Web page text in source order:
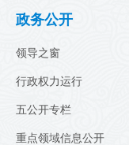
政务公开
领导之窗
行政权力运行
五公开专栏
重点领域信息公开